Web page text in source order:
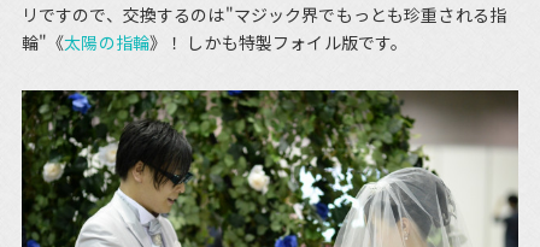
リですので、交換するのは"マジック界でもっとも珍重される指
輪"《太陽の指輪》！ しかも特製フォイル版です。